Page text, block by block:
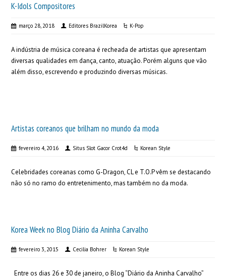
K-Idols Compositores
março 28, 2018 Editores BrazilKorea K-Pop
A indústria de música coreana é recheada de artistas que apresentam
diversas qualidades em dança, canto, atuação. Porém alguns que vão
além disso, escrevendo e produzindo diversas músicas.
Artistas coreanos que brilham no mundo da moda
fevereiro 4, 2016 Situs Slot Gacor Crot4d Korean Style
Celebridades coreanas como G-Dragon, CL e T.O.P vêm se destacando
não só no ramo do entretenimento, mas também no da moda.
Korea Week no Blog Diário da Aninha Carvalho
fevereiro 3, 2015 Cecilia Bohrer Korean Style
Entre os dias 26 e 30 de janeiro, o Blog “Diário da Aninha Carvalho”